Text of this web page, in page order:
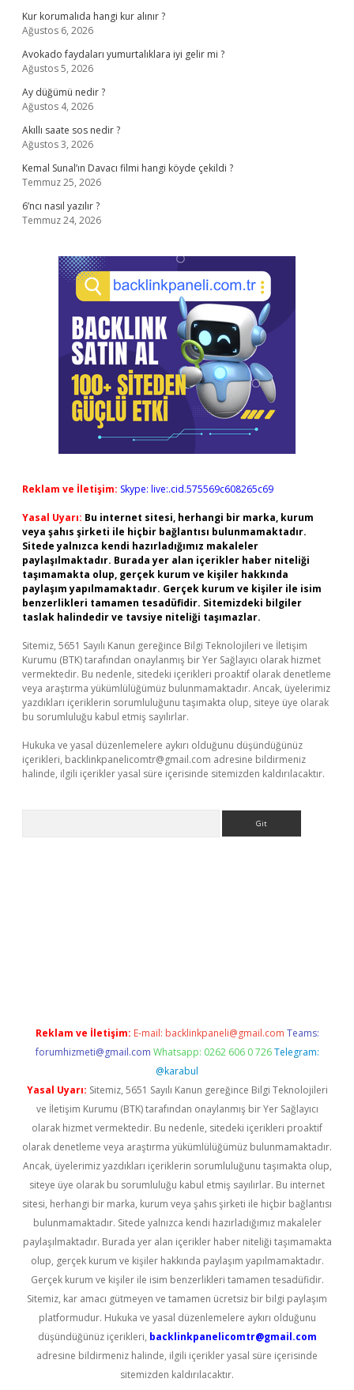
Kur korumalıda hangi kur alınır ?
Ağustos 6, 2026
Avokado faydaları yumurtalıklara iyi gelir mi ?
Ağustos 5, 2026
Ay düğümü nedir ?
Ağustos 4, 2026
Akıllı saate sos nedir ?
Ağustos 3, 2026
Kemal Sunal’ın Davacı filmi hangi köyde çekildi ?
Temmuz 25, 2026
6’ncı nasıl yazılır ?
Temmuz 24, 2026
Reklam ve İletişim: Skype: live:.cid.575569c608265c69
Yasal Uyarı: Bu internet sitesi, herhangi bir marka, kurum
veya şahıs şirketi ile hiçbir bağlantısı bulunmamaktadır.
Sitede yalnızca kendi hazırladığımız makaleler
paylaşılmaktadır. Burada yer alan içerikler haber niteliği
taşımamakta olup, gerçek kurum ve kişiler hakkında
paylaşım yapılmamaktadır. Gerçek kurum ve kişiler ile isim
benzerlikleri tamamen tesadüfidir. Sitemizdeki bilgiler
taslak halindedir ve tavsiye niteliği taşımazlar.
Sitemiz, 5651 Sayılı Kanun gereğince Bilgi Teknolojileri ve İletişim
Kurumu (BTK) tarafından onaylanmış bir Yer Sağlayıcı olarak hizmet
vermektedir. Bu nedenle, sitedeki içerikleri proaktif olarak denetleme
veya araştırma yükümlülüğümüz bulunmamaktadır. Ancak, üyelerimiz
yazdıkları içeriklerin sorumluluğunu taşımakta olup, siteye üye olarak
bu sorumluluğu kabul etmiş sayılırlar.
Hukuka ve yasal düzenlemelere aykırı olduğunu düşündüğünüz
içerikleri, backlinkpanelicomtr@gmail.com adresine bildirmeniz
halinde, ilgili içerikler yasal süre içerisinde sitemizden kaldırılacaktır.
Reklam ve İletişim: E-mail: backlinkpaneli@gmail.com Teams:
forumhizmeti@gmail.com Whatsapp: 0262 606 0 726 Telegram:
@karabul
Yasal Uyarı: Sitemiz, 5651 Sayılı Kanun gereğince Bilgi Teknolojileri
ve İletişim Kurumu (BTK) tarafından onaylanmış bir Yer Sağlayıcı
olarak hizmet vermektedir. Bu nedenle, sitedeki içerikleri proaktif
olarak denetleme veya araştırma yükümlülüğümüz bulunmamaktadır.
Ancak, üyelerimiz yazdıkları içeriklerin sorumluluğunu taşımakta olup,
siteye üye olarak bu sorumluluğu kabul etmiş sayılırlar. Bu internet
sitesi, herhangi bir marka, kurum veya şahıs şirketi ile hiçbir bağlantısı
bulunmamaktadır. Sitede yalnızca kendi hazırladığımız makaleler
paylaşılmaktadır. Burada yer alan içerikler haber niteliği taşımamakta
olup, gerçek kurum ve kişiler hakkında paylaşım yapılmamaktadır.
Gerçek kurum ve kişiler ile isim benzerlikleri tamamen tesadüfidir.
Sitemiz, kar amacı gütmeyen ve tamamen ücretsiz bir bilgi paylaşım
platformudur. Hukuka ve yasal düzenlemelere aykırı olduğunu
düşündüğünüz içerikleri, backlinkpanelicomtr@gmail.com
adresine bildirmeniz halinde, ilgili içerikler yasal süre içerisinde
sitemizden kaldırılacaktır.